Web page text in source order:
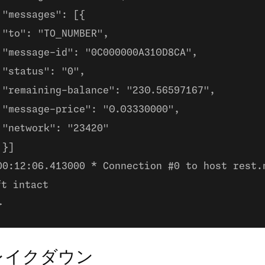
[{
"TO_NUMBER",
id": "0C000000A310D8CA",
"0",
balance": "230.56597167",
price": "0.03330000",
"23420"
* Connection #0 to host
intact
クダウン